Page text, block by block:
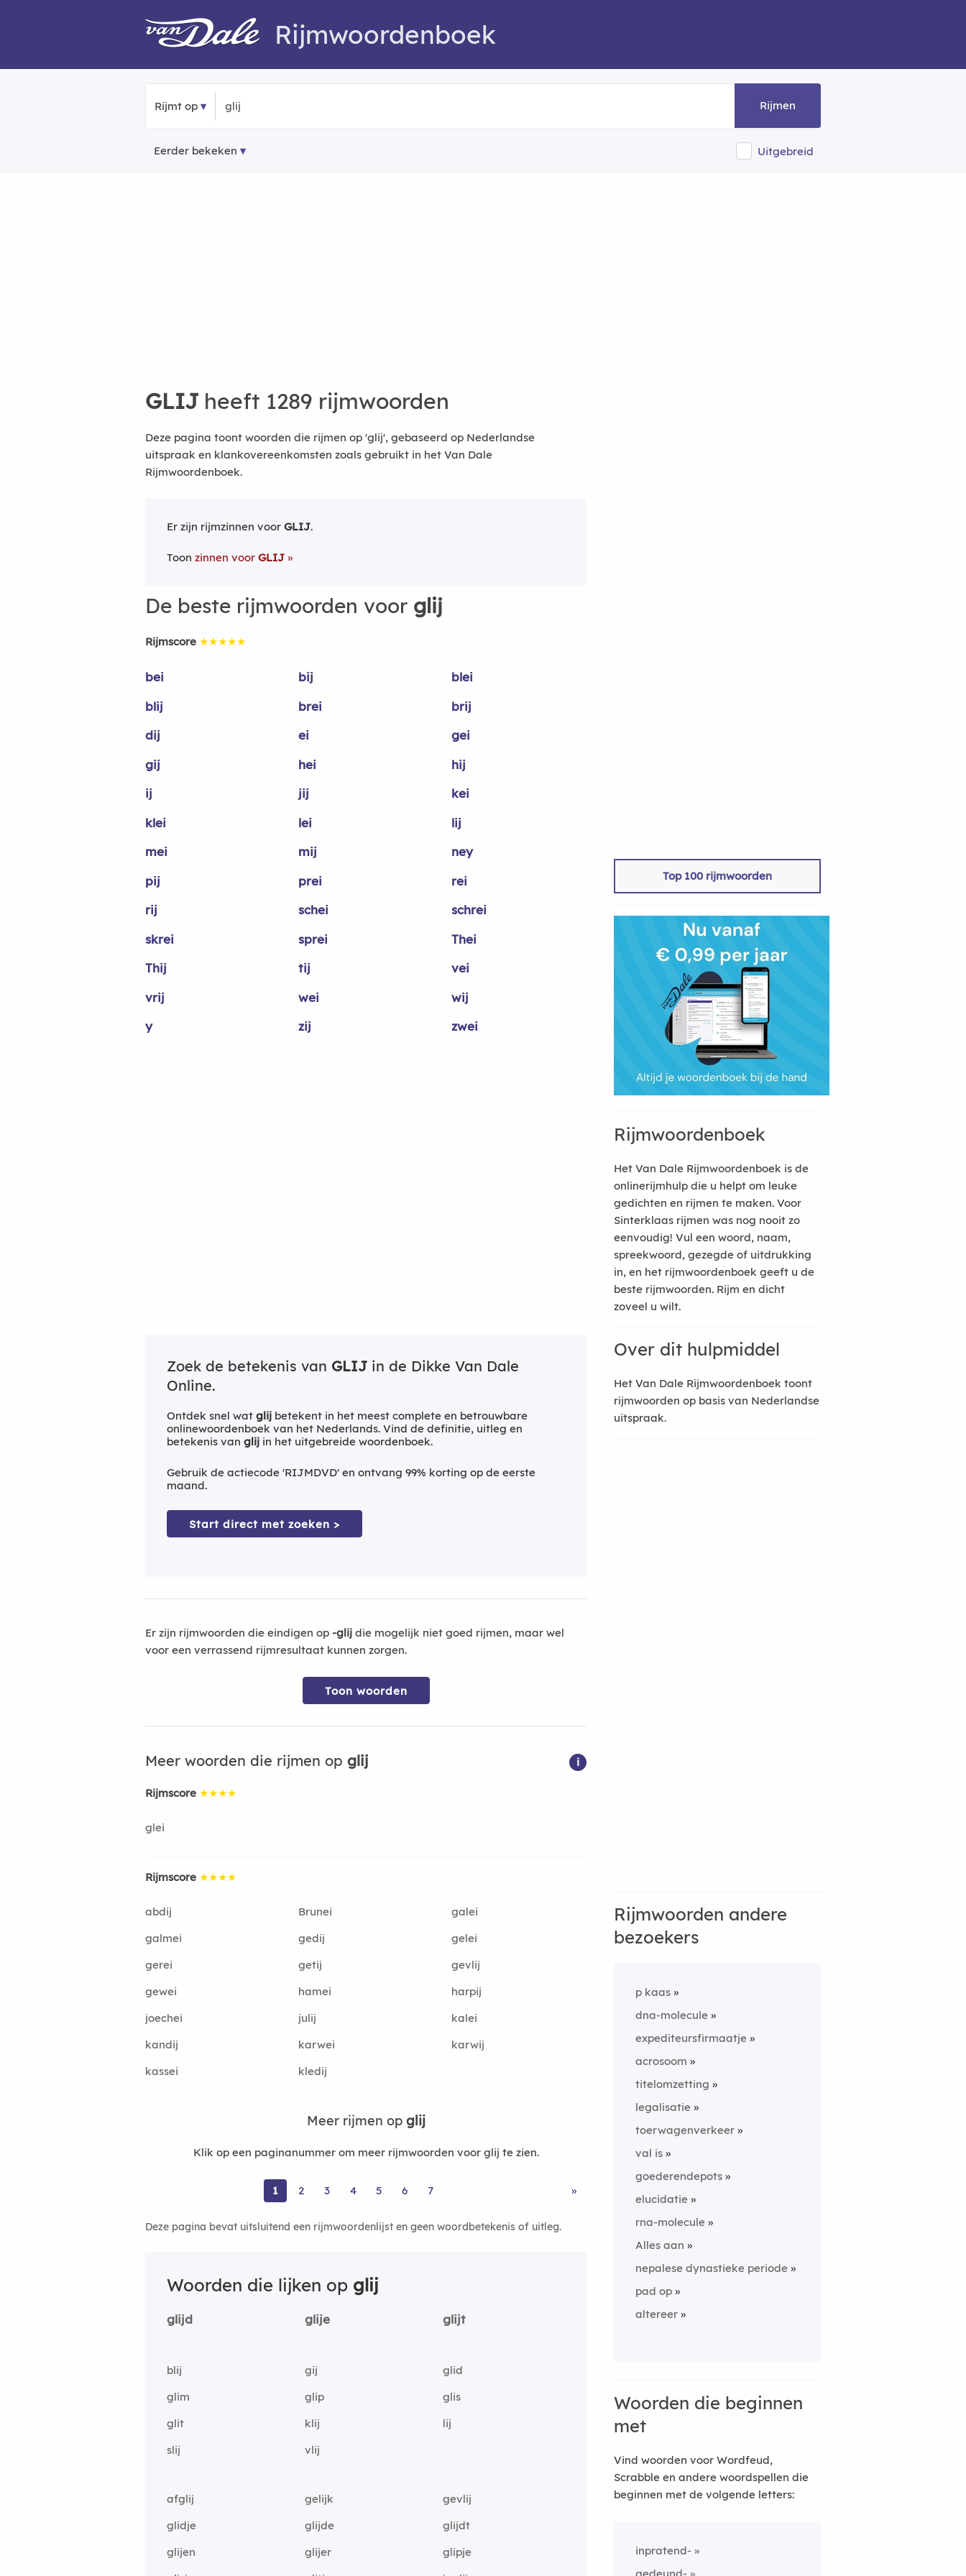
Rijmwoordenboek
Rijmt op Rijmen
Eerder bekeken Uitgebreid
GLIJ heeft 1289 rijmwoorden
Deze pagina toont woorden die rijmen op 'glij', gebaseerd op Nederlandse
uitspraak en klankovereenkomsten zoals gebruikt in het Van Dale
Rijmwoordenboek.
Er zijn rijmzinnen voor GLIJ.
Toon zinnen voor GLIJ
De beste rijmwoorden voor glij
Rijmscore ★★★★★
bei bij
blei
blij
brei
brij
dij
ei
gei
gij
hei
hij
ij
jij
kei
klei
lei
lij
mei
mij
ney
pij
prei
rei
rij
schei
schrei
skrei
sprei
Thei
Thij
tij
vei
vrij
wei
wij
y
zij zwei
Zoek de betekenis van GLIJ in de Dikke Van Dale
Online.
Ontdek snel wat glij betekent in het meest complete en betrouwbare
onlinewoordenboek van het Nederlands. Vind de definitie, uitleg en
betekenis van glij in het uitgebreide woordenboek.
Gebruik de actiecode 'RIJMDVD' en ontvang 99% korting op de eerste
maand.
Start direct met zoeken >
Er zijn rijmwoorden die eindigen op -glij die mogelijk niet goed rijmen, maar wel
voor een verrassend rijmresultaat kunnen zorgen.
Toon woorden
Meer woorden die rijmen op glij i
Rijmscore ★★★★
glei
Rijmscore ★★★★
abdij Brunei
galei
galmei
gedij
gelei
gerei
getij
gevlij
gewei
hamei
harpij
joechei
julij
kalei
kandij
karwei
karwij
kassei
kledij
Meer rijmen op glij
Klik op een paginanummer om meer rijmwoorden voor glij te zien.
1 2 3 4 5 6 7 »
Deze pagina bevat uitsluitend een rijmwoordenlijst en geen woordbetekenis of uitleg.
Woorden die lijken op glij
glijd glije glijt
blij gij
glid
glim
glip
glis
glit
klij
lij
slij
vlij
afglij gelijk
gevlij
glidje
glijde
glijdt
glijen
glijer
glipje
Top 100 rijmwoorden
Rijmwoordenboek
Het Van Dale Rijmwoordenboek is de
onlinerijmhulp die u helpt om leuke
gedichten en rijmen te maken. Voor
Sinterklaas rijmen was nog nooit zo
eenvoudig! Vul een woord, naam,
spreekwoord, gezegde of uitdrukking
in, en het rijmwoordenboek geeft u de
beste rijmwoorden. Rijm en dicht
zoveel u wilt.
Over dit hulpmiddel
Het Van Dale Rijmwoordenboek toont
rijmwoorden op basis van Nederlandse
uitspraak.
Rijmwoorden andere
bezoekers
p kaas
dna-molecule
expediteursfirmaatje
acrosoom
titelomzetting
legalisatie
toerwagenverkeer
val is
goederendepots
elucidatie
rna-molecule
Alles aan
nepalese dynastieke periode
pad op
altereer
Woorden die beginnen
met
Vind woorden voor Wordfeud,
Scrabble en andere woordspellen die
beginnen met de volgende letters:
inpratend-